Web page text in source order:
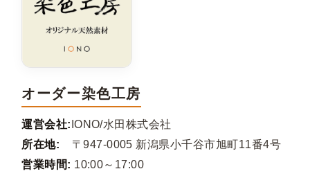
オーダー染色工房
運営会社: IONO/水田株式会社
所在地:
〒947-0005 新潟県小千谷市旭町11番4号
営業時間: 10:00～17:00